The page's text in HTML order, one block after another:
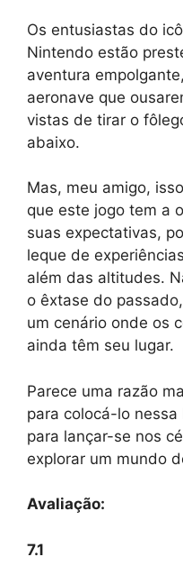
Os entusiastas do
Nintendo estão
aventura
aeronave que
vistas de tirar o
abaixo.
Mas, meu amigo,
que este jogo tem a
suas expectativas,
leque de
além das altitudes.
o êxtase do
um cenário onde os
ainda têm seu lugar.
Parece uma razão
para colocá-lo
para lançar-se nos
explorar um mundo
Avaliação:
7.1